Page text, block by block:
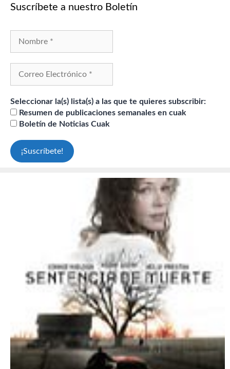
Suscríbete a nuestro Boletín
Seleccionar la(s) lista(s) a las que te quieres subscribir:
Resumen de publicaciones semanales en cuak
Boletín de Noticias Cuak